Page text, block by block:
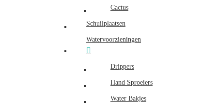
Cactus
Schuilplaatsen
Watervoorzieningen
Drippers
Hand Sproeiers
Water Bakjes